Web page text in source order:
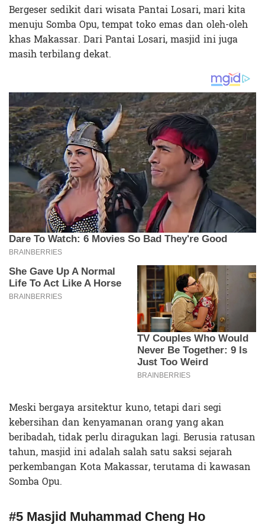
Bergeser sedikit dari wisata Pantai Losari, mari kita
menuju Somba Opu, tempat toko emas dan oleh-oleh
khas Makassar. Dari Pantai Losari, masjid ini juga
masih terbilang dekat.
Meski bergaya arsitektur kuno, tetapi dari segi
kebersihan dan kenyamanan orang yang akan
beribadah, tidak perlu diragukan lagi. Berusia ratusan
tahun, masjid ini adalah salah satu saksi sejarah
perkembangan Kota Makassar, terutama di kawasan
Somba Opu.
#5 Masjid Muhammad Cheng Ho